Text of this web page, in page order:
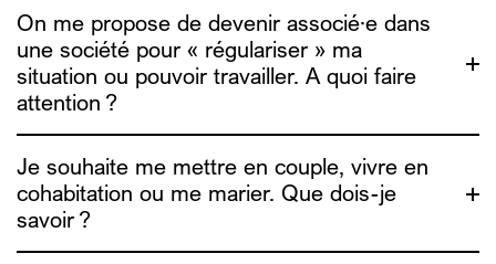
On me propose de devenir associé·e dans
une société pour « régulariser » ma
situation ou pouvoir travailler. A quoi faire
attention ?
Je souhaite me mettre en couple, vivre en
cohabitation ou me marier. Que dois-je
savoir ?